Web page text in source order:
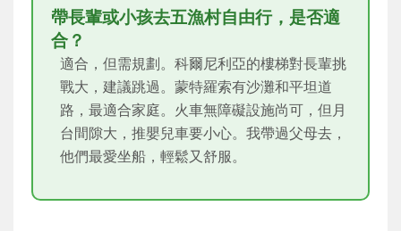
帶長輩或小孩去五漁村自由行，是否適
合？
適合，但需規劃。科爾尼利亞的樓梯對長輩挑
戰大，建議跳過。蒙特羅索有沙灘和平坦道
路，最適合家庭。火車無障礙設施尚可，但月
台間隙大，推嬰兒車要小心。我帶過父母去，
他們最愛坐船，輕鬆又舒服。